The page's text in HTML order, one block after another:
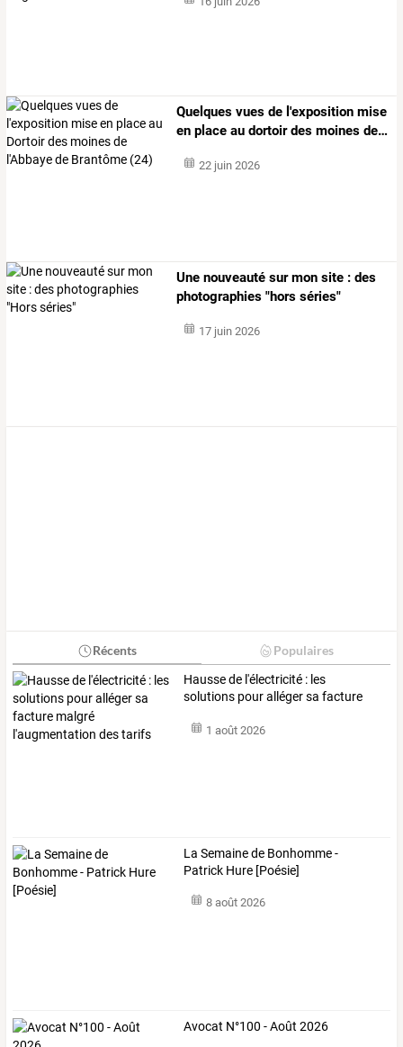
Quelques vues de l'exposition mise
en place au dortoirdes moines de…
22 juin 2026
Une nouveauté sur mon site : des
photographies "hors séries"
17 juin 2026
Récents Populaires
Haussede l'électricité : les
solutions pourallégersa facture
1 août 2026
La Semaine de Bonhomme -
Patrick Hure [Poésie]
8 août 2026
Avocat N°100 - Août 2026